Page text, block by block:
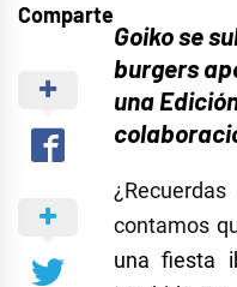
Comparte
Goiko se
burgers
una
contamos
una fiesta